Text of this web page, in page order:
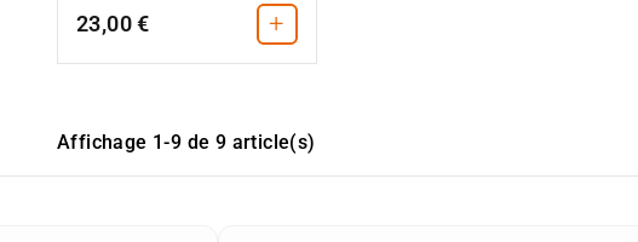
23,00 € +
Affichage 1-9 de 9 article(s)